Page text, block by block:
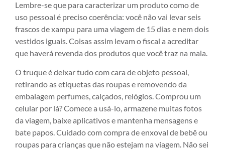
Lembre-se que para caracterizar um produto como de
uso pessoal é preciso coerência: você não vai levar seis
frascos de xampu para uma viagem de 15 dias e nem dois
vestidos iguais. Coisas assim levam o fiscal a acreditar
que haverá revenda dos produtos que você traz na mala.
O truque é deixar tudo com cara de objeto pessoal,
retirando as etiquetas das roupas e removendo da
embalagem perfumes, calçados, relógios. Comprou um
celular por lá? Comece a usá-lo, armazene muitas fotos
da viagem, baixe aplicativos e mantenha mensagens e
bate papos. Cuidado com compra de enxoval de bebê ou
roupas para crianças que não estejam na viagem. Não sei